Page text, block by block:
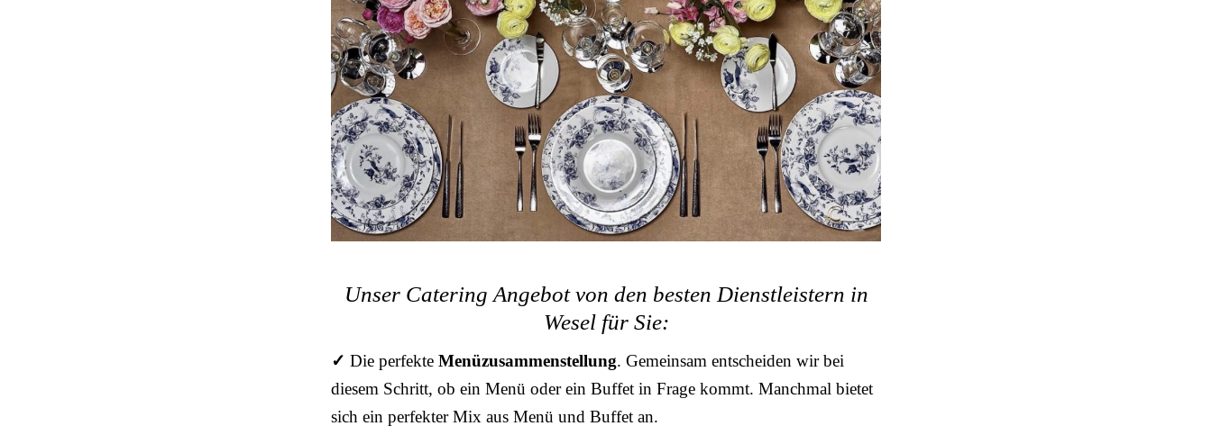
Unser Catering Angebot von den besten Dienstleistern in
Wesel für Sie:
✓ Die perfekte Menüzusammenstellung. Gemeinsam entscheiden wir bei
diesem Schritt, ob ein Menü oder ein Buffet in Frage kommt. Manchmal bietet
sich ein perfekter Mix aus Menü und Buffet an.